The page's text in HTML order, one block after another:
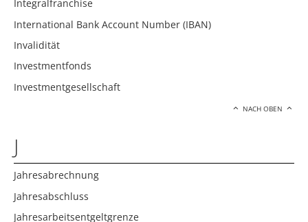
Integralfranchise
International Bank Account Number (IBAN)
Invalidität
Investmentfonds
Investmentgesellschaft
NACH OBEN
J
Jahresabrechnung
Jahresabschluss
Jahresarbeitsentgeltgrenze